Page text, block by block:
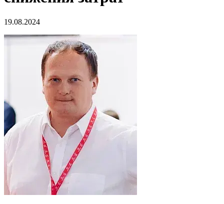
19.08.2024